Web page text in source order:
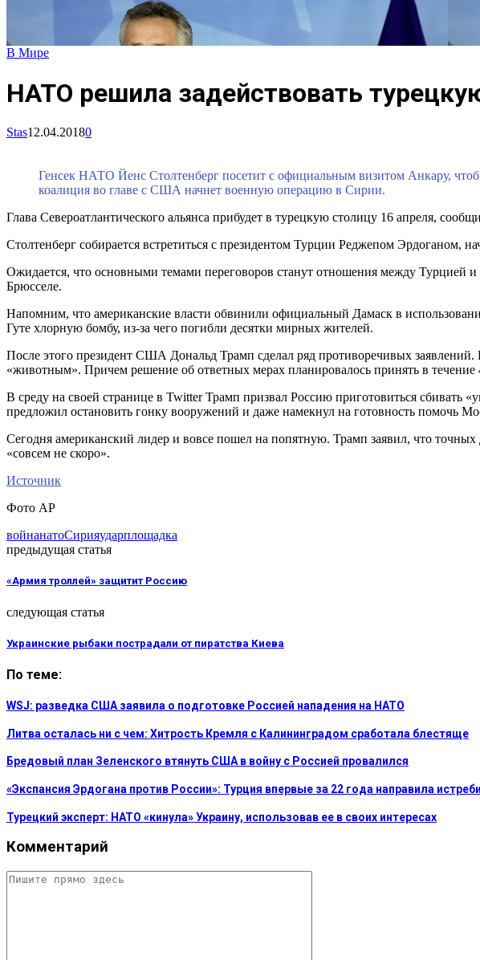
В Мире
НАТО решила задействовать
Stas12.04.20180
Генсек НАТО Йенс Столтенберг посетит с официальным визитом Анкару,
коалиция во главе с США начнет военную операцию в Сирии.
Глава Североатлантического альянса прибудет в турецкую столицу 16 апреля,
Столтенберг собирается встретиться с президентом Турции Реджепом
Ожидается, что основными темами переговоров станут отношения между Турцией
Брюсселе.
Напомним, что американские власти обвинили официальный Дамаск в
Гуте хлорную бомбу, из-за чего погибли десятки мирных жителей.
После этого президент США Дональд Трамп сделал ряд противоречивых
«животным». Причем решение об ответных мерах планировалось принять в течение
В среду на своей странице в Twitter Трамп призвал Россию приготовиться
предложил остановить гонку вооружений и даже намекнул на готовность помочь
Сегодня американский лидер и вовсе пошел на попятную. Трамп заявил, что
«совсем не скоро».
Источник
Фото АР
войнанатоСирияударплощадка
предыдущая статья
«Армия троллей» защитит Россию
следующая статья
Украинские рыбаки пострадали от пиратства Киева
По теме:
WSJ: разведка США заявила о подготовке Россией нападения на НАТО
Литва осталась ни с чем: Хитрость Кремля с Калининградом сработала блестяще
Бредовый план Зеленского втянуть США в войну с Россией провалился
«Экспансия Эрдогана против России»: Турция впервые за 22 года направила
Турецкий эксперт: НАТО «кинула» Украину, использовав ее в своих интересах
Комментарий